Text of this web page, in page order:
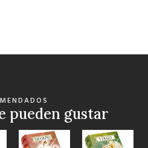
pueden gustar